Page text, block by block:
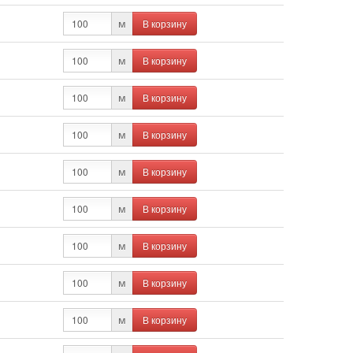
м В корзину
м В корзину
м В корзину
м В корзину
м В корзину
м В корзину
м В корзину
м В корзину
м В корзину